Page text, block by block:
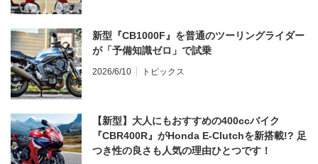
新型『CB1000F』を普通のツーリングライダー
が「予備知識ゼロ」で試乗
2026/6/10 トピックス
【新型】大人にもおすすめの400ccバイク
『CBR400R』がHonda E-Clutchを新搭載!? 足
つき性の良さも人気の理由ひとつです！